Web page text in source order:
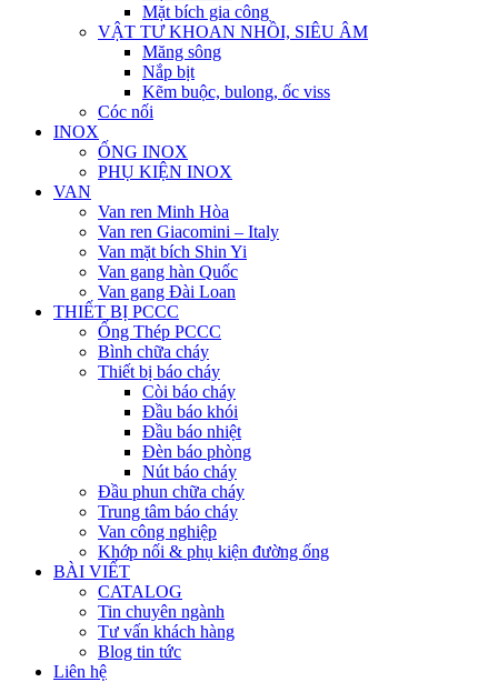
Mặt bích gia công
VẬT TƯ KHOAN NHỒI, SIÊU ÂM
Măng sông
Nắp bịt
Kẽm buộc, bulong, ốc viss
Cóc nối
INOX
ỐNG INOX
PHỤ KIỆN INOX
VAN
Van ren Minh Hòa
Van ren Giacomini – Italy
Van mặt bích Shin Yi
Van gang hàn Quốc
Van gang Đài Loan
THIẾT BỊ PCCC
Ống Thép PCCC
Bình chữa cháy
Thiết bị báo cháy
Còi báo cháy
Đầu báo khói
Đầu báo nhiệt
Đèn báo phòng
Nút báo cháy
Đầu phun chữa cháy
Trung tâm báo cháy
Van công nghiệp
Khớp nối & phụ kiện đường ống
BÀI VIẾT
CATALOG
Tin chuyên ngành
Tư vấn khách hàng
Blog tin tức
Liên hệ